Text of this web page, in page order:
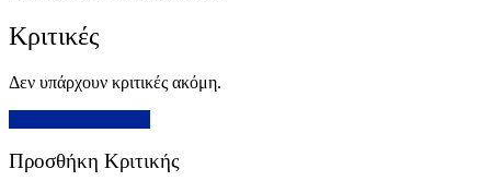
Κριτικές
Δεν υπάρχουν κριτικές ακόμη.
Προσθήκη Κριτικής